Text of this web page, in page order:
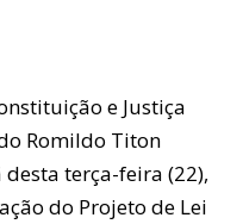
e Justiça
Romildo Titon
terça-feira (22),
do Projeto de Lei